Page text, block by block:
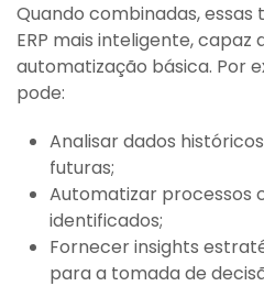
Quando combinadas,
ERP mais inteligente, capaz
automatização básica. Por
pode:
Analisar dados
futuras;
Automatizar processos
identificados;
Fornecer insights
para a tomada de